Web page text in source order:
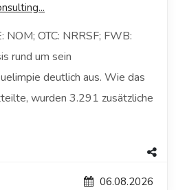
NOM; OTC: NRRSF; FWB:
rund um sein
deutlich aus. Wie das
wurden 3.291 zusätzliche
06.08.2026